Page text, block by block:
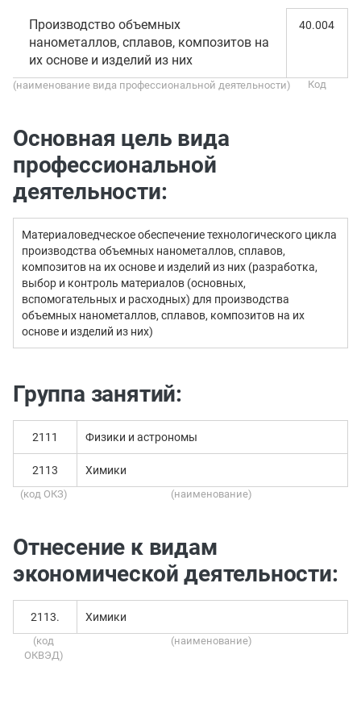
Производство объемных
нанометаллов, сплавов, композитов на
их основе и изделий из них
40.004
(наименование вида профессиональной деятельности)
Основная цель вида
профессиональной
деятельности:
Материаловедческое обеспечение технологического цикла
производства объемных нанометаллов, сплавов,
композитов на их основе и изделий из них (разработка,
выбор и контроль материалов (основных,
вспомогательных и расходных) для производства
объемных нанометаллов, сплавов, композитов на их
основе и изделий из них)
Группа занятий:
2111 Физики и астрономы
2113 Химики
(код ОКЗ) (наименование)
Отнесение к видам
экономической деятельности:
2113. Химики
(код
ОКВЭД)
(наименование)